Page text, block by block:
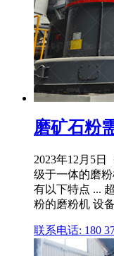
磨矿石粉
2023年12月5
级于一体的磨
有以下特点 ...
粉的磨粉机 设
联系电话: 180